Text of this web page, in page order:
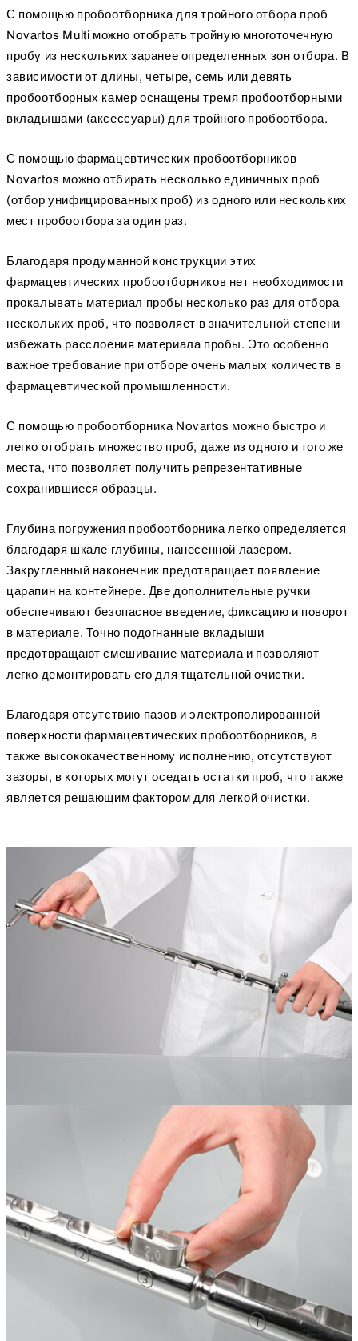
С помощью пробоотборника для тройного отбора проб
Novartos Multi можно отобрать тройную многоточечную
пробу из нескольких заранее определенных зон отбора. В
зависимости от длины, четыре, семь или девять
пробоотборных камер оснащены тремя пробоотборными
вкладышами (аксессуары) для тройного пробоотбора.
С помощью фармацевтических пробоотборников
Novartos можно отбирать несколько единичных проб
(отбор унифицированных проб) из одного или нескольких
мест пробоотбора за один раз.
Благодаря продуманной конструкции этих
фармацевтических пробоотборников нет необходимости
прокалывать материал пробы несколько раз для отбора
нескольких проб, что позволяет в значительной степени
избежать расслоения материала пробы. Это особенно
важное требование при отборе очень малых количеств в
фармацевтической промышленности.
С помощью пробоотборника Novartos можно быстро и
легко отобрать множество проб, даже из одного и того же
места, что позволяет получить репрезентативные
сохранившиеся образцы.
Глубина погружения пробоотборника легко определяется
благодаря шкале глубины, нанесенной лазером.
Закругленный наконечник предотвращает появление
царапин на контейнере. Две дополнительные ручки
обеспечивают безопасное введение, фиксацию и поворот
в материале. Точно подогнанные вкладыши
предотвращают смешивание материала и позволяют
легко демонтировать его для тщательной очистки.
Благодаря отсутствию пазов и электрополированной
поверхности фармацевтических пробоотборников, а
также высококачественному исполнению, отсутствуют
зазоры, в которых могут оседать остатки проб, что также
является решающим фактором для легкой очистки.